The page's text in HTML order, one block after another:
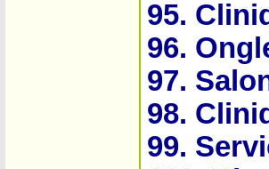
95.
96.
97.
98.
99.